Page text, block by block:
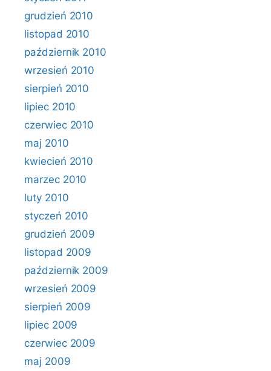
grudzień 2010
listopad 2010
październik 2010
wrzesień 2010
sierpień 2010
lipiec 2010
czerwiec 2010
maj 2010
kwiecień 2010
marzec 2010
luty 2010
styczeń 2010
grudzień 2009
listopad 2009
październik 2009
wrzesień 2009
sierpień 2009
lipiec 2009
czerwiec 2009
maj 2009